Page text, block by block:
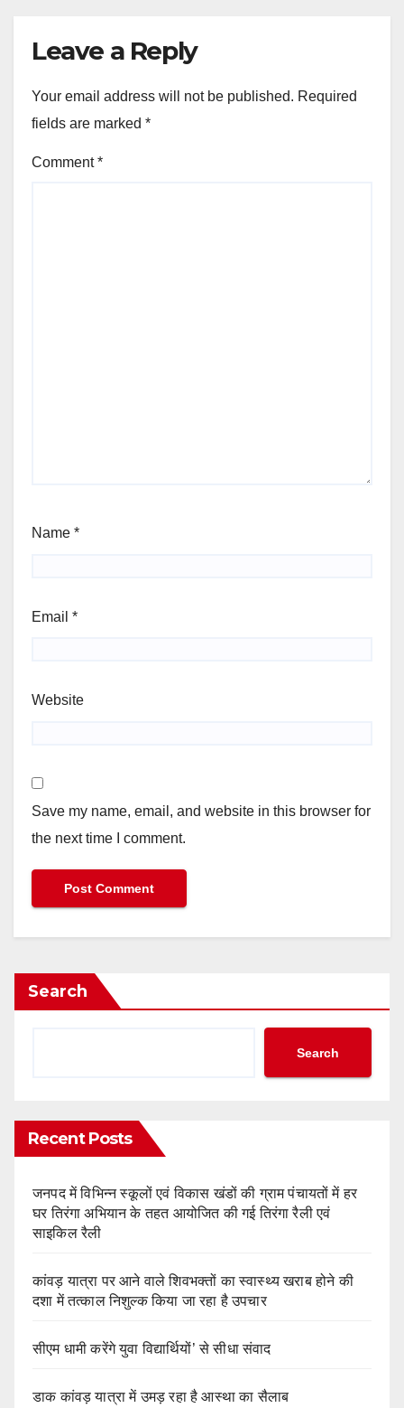
Leave a Reply
Your email address will not be published. Required
fields are marked *
Comment*
Name *
Email *
Website
Save my name, email, and website in this browser for
the next time I comment.
Search
Search
Recent Posts
जनपद में विभिन्न स्कूलों एवं विकास खंडों की ग्राम पंचायतों में हर
घर तिरंगा अभियान के तहत आयोजित की गई तिरंगा रैली एवं
साइकिल रैली
कांवड़ यात्रा पर आने वाले शिवभक्तों का स्वास्थ्य खराब होने की
दशा में तत्काल निशुल्क किया जा रहा है उपचार
सीएम धामी करेंगे युवा विद्यार्थियों’ से सीधा संवाद
डाक कांवड़ यात्रा में उमड़ रहा है आस्था का सैलाब